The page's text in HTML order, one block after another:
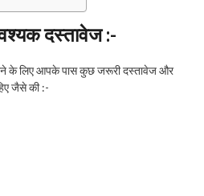
दस्तावेज :-
के लिए आपके पास कुछ जरूरी दस्तावेज और
जैसे की :-